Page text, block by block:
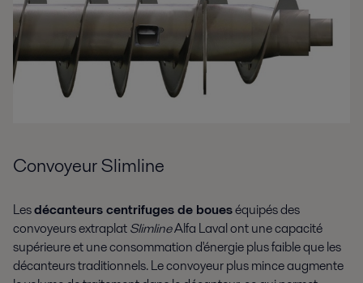
Convoyeur Slimline
Lesdécanteurs centrifuges de boueséquipés des
convoyeurs extraplatSlimlineAlfa Laval ont une capacité
supérieure et une consommation d'énergie plus faible que les
décanteurs traditionnels. Le convoyeur plus mince augmente